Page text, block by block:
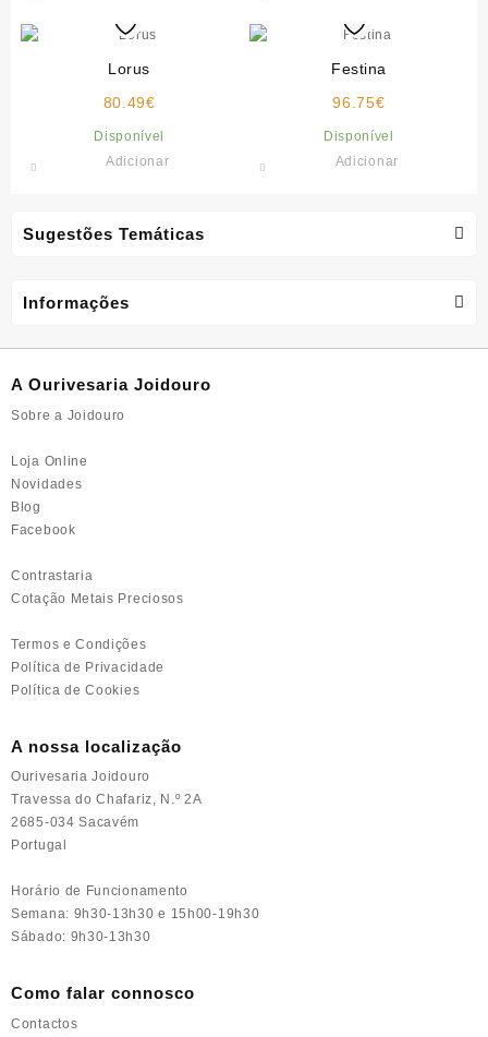
Sugestões Temáticas
Lorus
80.49€
Disponível
Adicionar
Festina
96.75€
Disponível
Adicionar
Informações
A Ourivesaria Joidouro
Sobre a Joidouro
Loja Online
Novidades
Blog
Facebook
Contrastaria
Cotação Metais Preciosos
Termos e Condições
Política de Privacidade
Política de Cookies
A nossa localização
Ourivesaria Joidouro
Travessa do Chafariz, N.º 2A
2685-034 Sacavém
Portugal
Horário de Funcionamento
Semana: 9h30-13h30 e 15h00-19h30
Sábado: 9h30-13h30
Como falar connosco
Contactos